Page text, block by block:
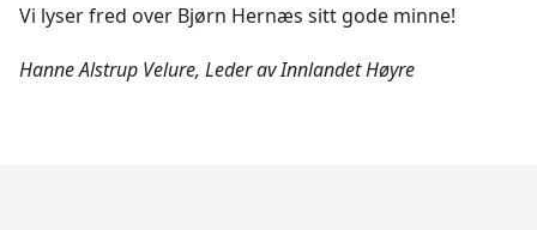
Vi lyser fred over Bjørn Hernæs sitt gode minne!
Hanne Alstrup Velure, Leder av Innlandet Høyre